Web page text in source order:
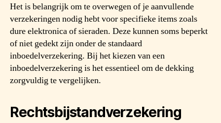
Het is belangrijk om te overwegen of je aanvullende
verzekeringen nodig hebt voor specifieke items zoals
dure elektronica of sieraden. Deze kunnen soms beperkt
of niet gedekt zijn onder de standaard
inboedelverzekering. Bij het kiezen van een
inboedelverzekering is het essentieel om de dekking
zorgvuldig te vergelijken.
Rechtsbijstandverzekering